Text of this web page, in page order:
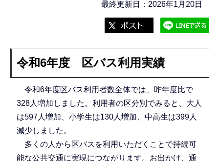
最終更新日：2026年1月20日
令和6年度 区バス利用実績
令和6年度区バス利用者数全体では、昨年度比で
328人増加しました。利用者の区分別でみると、大人
は597人増加、小学生は130人増加、中高生は399人
減少しました。
多くの人から区バスを利用いただくことで持続可
能な公共交通に実現につながります。お出かけ、通